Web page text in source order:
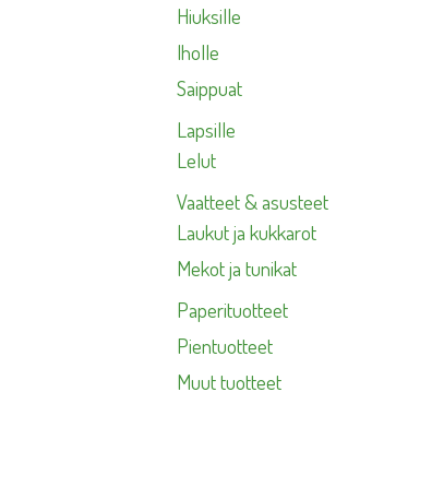
Hiuksille
Iholle
Saippuat
Lapsille
Lelut
Vaatteet & asusteet
Laukut ja kukkarot
Mekot ja tunikat
Paperituotteet
Pientuotteet
Muut tuotteet